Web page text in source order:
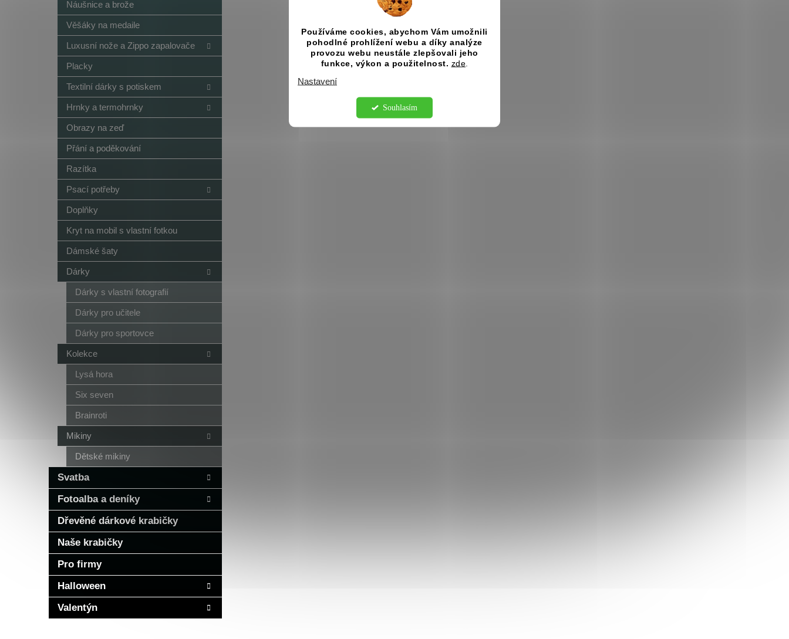
Používáme cookies, abychom Vám umožnili
pohodlné prohlížení webu a díky analýze
provozu webu neustále zlepšovali jeho
funkce, výkon a použitelnost. zde
Nastavení
Souhlasím
Náušnice a brože
Věšáky na medaile
Luxusní nože a Zippo zapalovače
Placky
Textilní dárky s potiskem
Hrnky a termohrnky
Obrazy na zeď
Přání a poděkování
Razítka
Psací potřeby
Doplňky
Kryt na mobil s vlastní fotkou
Dámské šaty
Dárky
Dárky s vlastní fotografií
Dárky pro učitele
Dárky pro sportovce
Kolekce
Lysá hora
Six seven
Brainroti
Mikiny
Dětské mikiny
Svatba
Fotoalba a deníky
Dřevěné dárkové krabičky
Naše krabičky
Pro firmy
Halloween
Valentýn